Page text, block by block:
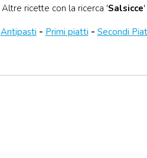
Altre ricette con la ricerca 'Salsicce'
Antipasti - Primi piatti - Secondi